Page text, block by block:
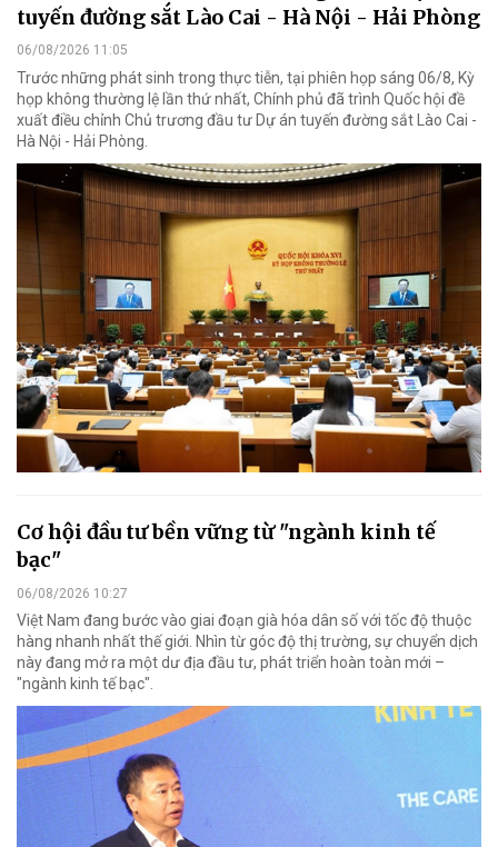
tuyến đường sắt Lào Cai - Hà Nội - Hải Phòng
06/08/2026 11:05
Trước những phát sinh trong thực tiễn, tại phiên họp sáng 06/8, Kỳ
họp không thường lệ lần thứ nhất, Chính phủ đã trình Quốc hội đề
xuất điều chỉnh Chủ trương đầu tư Dự án tuyến đường sắt Lào Cai -
Hà Nội - Hải Phòng.
Cơ hội đầu tư bền vững từ "ngành kinh tế
bạc"
06/08/2026 10:27
Việt Nam đang bước vào giai đoạn già hóa dân số với tốc độ thuộc
hàng nhanh nhất thế giới. Nhìn từ góc độ thị trường, sự chuyển dịch
này đang mở ra một dư địa đầu tư, phát triển hoàn toàn mới –
"ngành kinh tế bạc".